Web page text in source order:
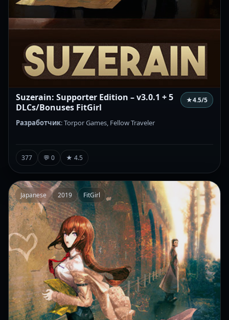
Suzerain: Supporter Edition – v3.0.1 + 5
DLCs/Bonuses FitGirl
★4.5/5
Разработчик: Torpor Games, Fellow Traveler
377 💬 0 ★ 4.5
Japanese 2019 FitGirl